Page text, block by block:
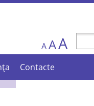
A AA
Contacte